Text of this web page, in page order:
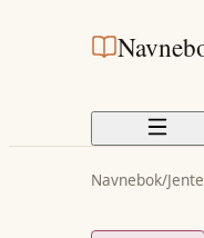
Navnebok/